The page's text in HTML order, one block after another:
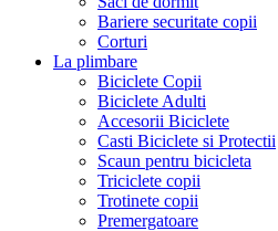
Bariere securitate copii
Corturi
La plimbare
Biciclete Copii
Biciclete Adulti
Accesorii Biciclete
Casti Biciclete si Protectii
Scaun pentru bicicleta
Triciclete copii
Trotinete copii
Premergatoare